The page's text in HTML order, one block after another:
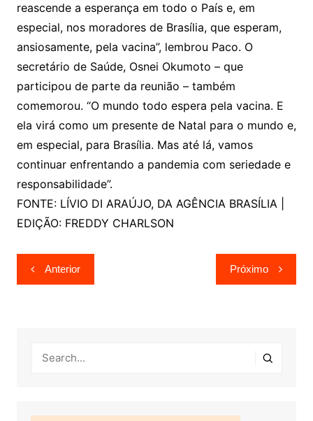
reascende a esperança em todo o País e, em
especial, nos moradores de Brasília, que esperam,
ansiosamente, pela vacina”, lembrou Paco. O
secretário de Saúde, Osnei Okumoto – que
participou de parte da reunião – também
comemorou. “O mundo todo espera pela vacina. E
ela virá como um presente de Natal para o mundo e,
em especial, para Brasília. Mas até lá, vamos
continuar enfrentando a pandemia com seriedade e
responsabilidade”.
FONTE: LÍVIO DI ARAÚJO, DA AGÊNCIA BRASÍLIA |
EDIÇÃO: FREDDY CHARLSON
Navegação
de
Anterior Próximo